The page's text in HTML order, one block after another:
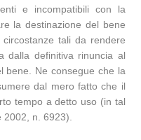
e incompatibili con la
la destinazione del bene
tali da rendere
dalla definitiva rinuncia al
bene. Ne consegue che la
dal mero fatto che il
tempo a detto uso (in tal
n. 6923).